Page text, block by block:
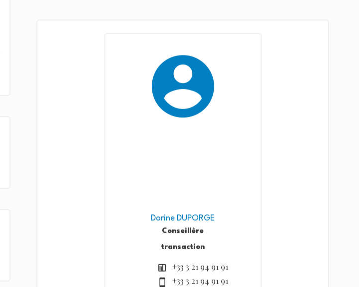
Dorine DUPORGE
Conseillère
transaction
+33 3 21 94 91 91
+33 3 21 94 91 91